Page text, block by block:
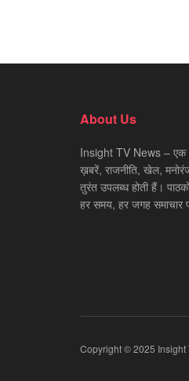
About Us
Insight TV News – एक
ख़बरें, राजनीति, खेल,
तुरंत उपलब्ध होती हैं।
हर समय, हर जगह समाचार
Copyright © 2025 Insight